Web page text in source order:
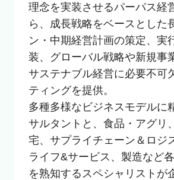
理念を実装させるパーパス経
ら、成長戦略をベースとした
ン・中期経営計画の策定、実
装、グローバル戦略や新規事
サステナブル経営に必要不可
ティングを提供。
多種多様なビジネスモデルに
サルタントと、食品・アグリ
宅、サプライチェーン＆ロジ
ライフ&サービス、製造など
を熟知するスペシャリストが